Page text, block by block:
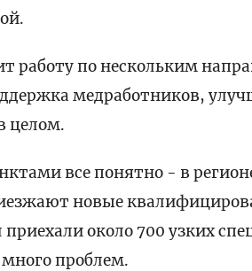
работу по нескольким
медработников,
целом.
все понятно - в
новые
приехали около 700 узких
проблем.